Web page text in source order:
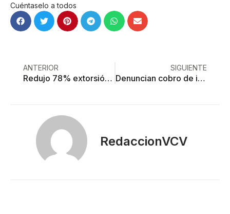
Cuéntaselo a todos
ANTERIOR
Redujo 78% extorsión en la entidad: gobierno mexiquense
SIGUIENTE
Denuncian cobro de inscripciones para selectivo de taekwondo que cuenta ya con presupuesto oficial
RedaccionVCV